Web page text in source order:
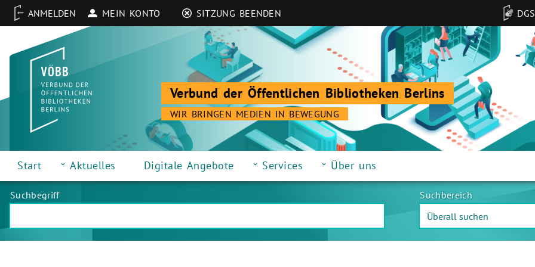
MEIN KONTO SITZUNG BEENDEN DGS
Verbund der Öffentlichen Bibliotheken Berlins
WIR BRINGEN MEDIEN IN BEWEGUNG
Start Aktuelles Digitale Angebote Services Über uns
Suchbegriff Suchbereich